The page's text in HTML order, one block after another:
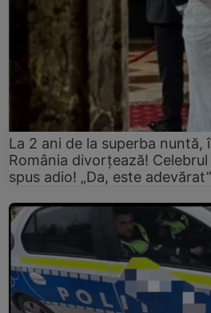
La 2 ani de la superba nuntă,
România divorțează!
spus adio! „Da, este adevărat”